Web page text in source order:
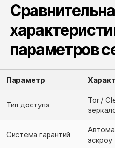
параметров
Параметр
Тип доступа
Tor /
Система гарантий
эскроу